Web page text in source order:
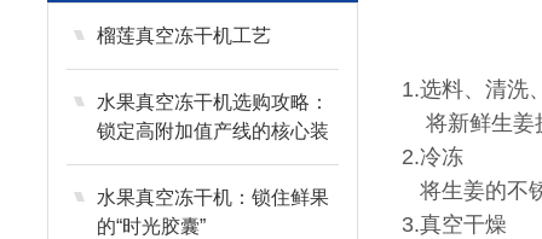
榴莲真空冻干机工艺
水果真空冻干机选购攻略：
锁定高附加值产线的核心装
备
水果真空冻干机：锁住鲜果
的“时光胶囊”
1.选料、清洗
将新鲜生姜
2.冷冻
将生姜的不
3.真空干燥